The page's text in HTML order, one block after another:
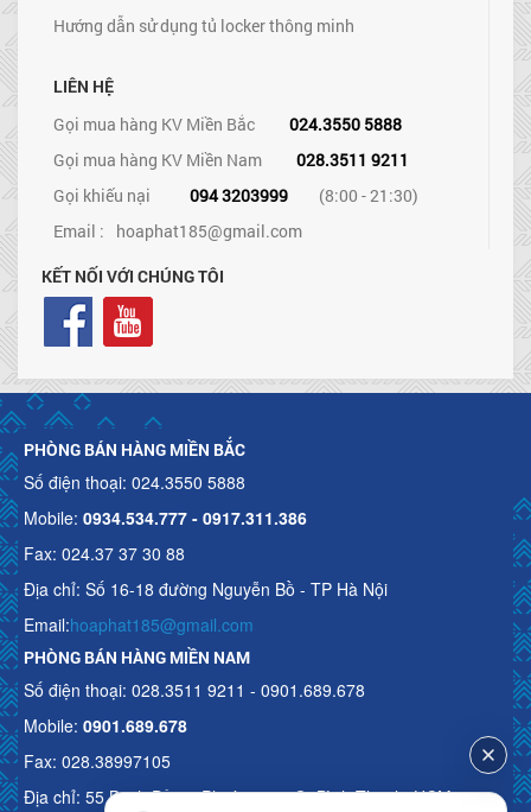
Hướng dẫn sử dụng tủ locker thông minh
LIÊN HỆ
Gọi mua hàng KV Miền Bắc
024.3550 5888
Gọi mua hàng KV Miền Nam
028.3511 9211
Gọi khiếu nại
094 3203999
(8:00 - 21:30)
Email : hoaphat185@gmail.com
KẾT NỐI VỚI CHÚNG TÔI
PHÒNG BÁN HÀNG MIỀN BẮC
Số điện thoại: 024.3550 5888
Mobile: 0934.534.777 - 0917.311.386
Fax: 024.37 37 30 88
Địa chỉ: Số 16-18 đường Nguyễn Bồ - TP Hà Nội
Email:hoaphat185@gmail.com
PHÒNG BÁN HÀNG MIỀN NAM
Số điện thoại: 028.3511 9211 - 0901.689.678
Mobile: 0901.689.678
Fax: 028.38997105
Địa chỉ: 55 Bạch Đằng, Phường 15, Q. Bình Thạnh, HCM